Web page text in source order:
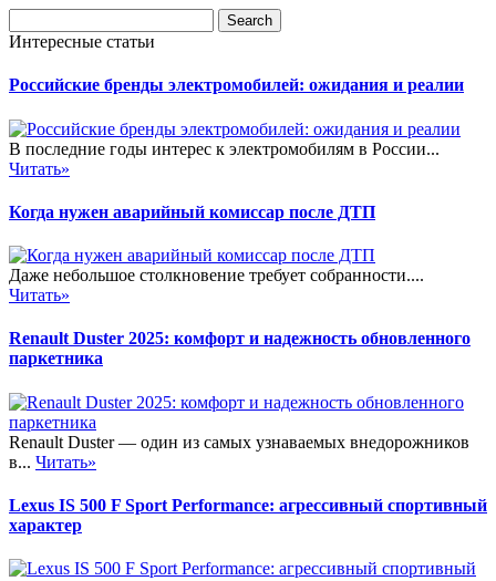
Интересные статьи
Российские бренды электромобилей: ожидания и реалии
В последние годы интерес к электромобилям в России...
Читать»
Когда нужен аварийный комиссар после ДТП
Даже небольшое столкновение требует собранности....
Читать»
Renault Duster 2025: комфорт и надежность обновленного
паркетника
Renault Duster — один из самых узнаваемых внедорожников
в... Читать»
Lexus IS 500 F Sport Performance: агрессивный спортивный
характер